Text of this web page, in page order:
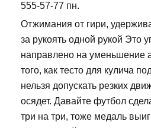
555-57-77 пн.
Отжимания от гири,
за рукоять одной рукой Это
направлено на уменьшение
того, как тесто для кулича
нельзя допускать резких
осядет. Давайте футбол
три на три, тоже медаль